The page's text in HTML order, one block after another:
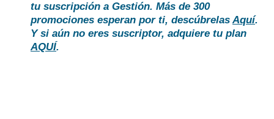
tu suscripción a Gestión. Más de 300
promociones esperan por ti, descúbrelasAquí.
Y si aún no eres suscriptor, adquiere tu plan
AQUÍ.